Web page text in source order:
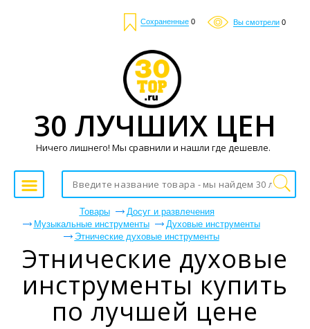
Сохраненные 0 Вы смотрели 0
Товары
Досуг и развлечения
Музыкальные инструменты
Духовые инструменты
Этнические духовые инструменты
Этнические духовые
инструменты купить
по лучшей цене
30 ЛУЧШИХ ЦЕН
Ничего лишнего! Мы сравнили и нашли где дешевле.